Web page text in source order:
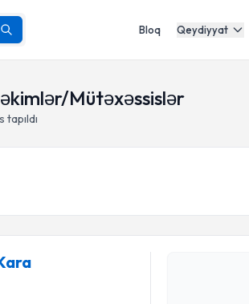
Bloq Qeydiyyat
Mütəxəssislər
Op. Dr. Ayhan Kara